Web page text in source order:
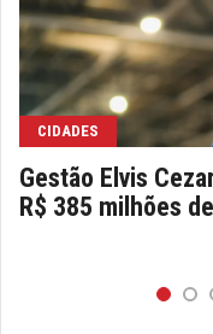
CIDADES
Gestão Elvis
R$ 385 milhões